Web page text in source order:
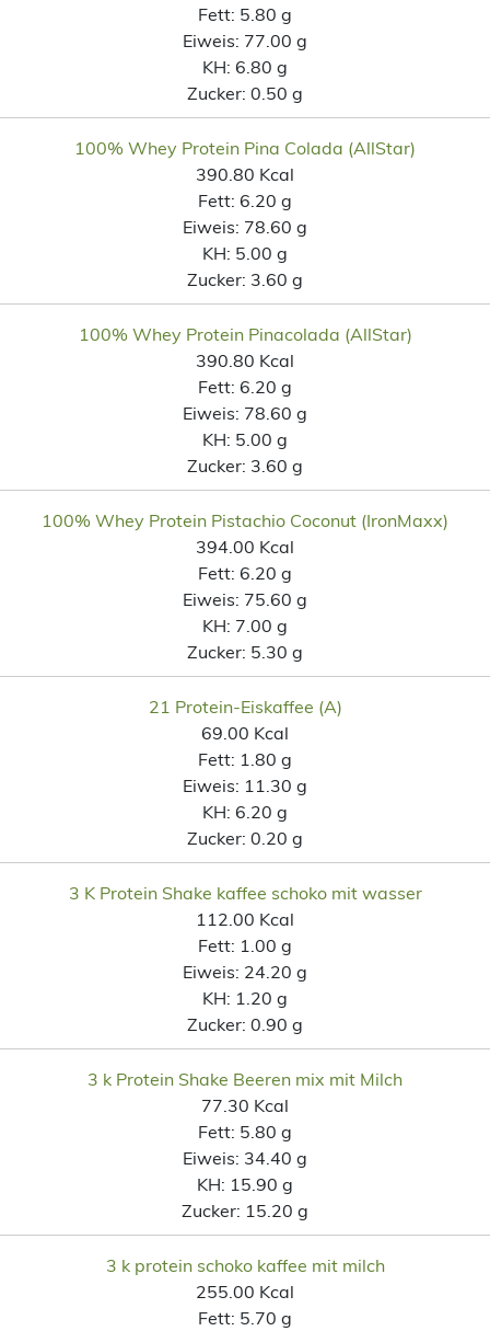
Fett: 5.80 g
Eiweis: 77.00 g
KH: 6.80 g
Zucker: 0.50 g
100% Whey Protein Pina Colada (AllStar)
390.80 Kcal
Fett: 6.20 g
Eiweis: 78.60 g
KH: 5.00 g
Zucker: 3.60 g
100% Whey Protein Pinacolada (AllStar)
390.80 Kcal
Fett: 6.20 g
Eiweis: 78.60 g
KH: 5.00 g
Zucker: 3.60 g
100% Whey Protein Pistachio Coconut (IronMaxx)
394.00 Kcal
Fett: 6.20 g
Eiweis: 75.60 g
KH: 7.00 g
Zucker: 5.30 g
21 Protein-Eiskaffee (A)
69.00 Kcal
Fett: 1.80 g
Eiweis: 11.30 g
KH: 6.20 g
Zucker: 0.20 g
3 K Protein Shake kaffee schoko mit wasser
112.00 Kcal
Fett: 1.00 g
Eiweis: 24.20 g
KH: 1.20 g
Zucker: 0.90 g
3 k Protein Shake Beeren mix mit Milch
77.30 Kcal
Fett: 5.80 g
Eiweis: 34.40 g
KH: 15.90 g
Zucker: 15.20 g
3 k protein schoko kaffee mit milch
255.00 Kcal
Fett: 5.70 g